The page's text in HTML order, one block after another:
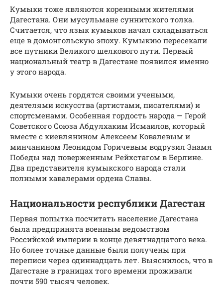
Кумыки тоже являются коренными жителями
Дагестана. Они мусульмане суннитского толка.
Считается, что язык кумыков начал складываться
еще в домонгольскую эпоху. Кумыкию пересекали
все путники Великого шелкового пути. Первый
национальный театр в Дагестане появился именно
у этого народа.
Кумыки очень гордятся своими учеными,
деятелями искусства (артистами, писателями) и
спортсменами. Особенная гордость народа — Герой
Советского Союза Абдулхаким Исмаилов, который
вместе с киевлянином Алексеем Ковалевым и
минчанином Леонидом Горичевым водрузил Знамя
Победы над поверженным Рейхстагом в Берлине.
Два представителя кумыкского народа стали
полными кавалерами ордена Славы.
Национальности республики Дагестан
Первая попытка посчитать население Дагестана
была предпринята военным ведомством
Российской империи в конце девятнадцатого века.
Но более точные данные были получены при
переписи через одиннадцать лет. Выяснилось, что в
Дагестане в границах того времени проживали
почти 590 тысяч человек.